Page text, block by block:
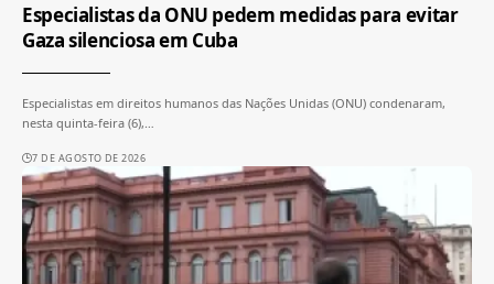
Especialistas da ONU pedem medidas para evitar
Gaza silenciosa em Cuba
Especialistas em direitos humanos das Nações Unidas (ONU) condenaram,
nesta quinta-feira (6),
7 DE AGOSTO DE 2026